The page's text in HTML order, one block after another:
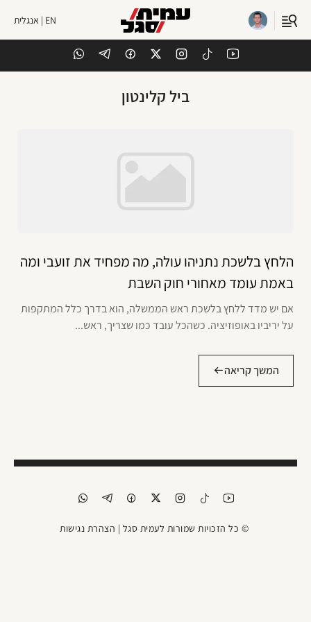
EN | אנגלית
ביל קלינטון
הלחץ בלשכת נתניהו עולה, מה מפחיד את זועבי ומה
באמת עומד מאחורי חוק השבת
אם יש מדד ללחץ בלשכת ראש הממשלה, הוא בדרך כלל המתקפות
על יריביו באופוזיציה. כשהכל עובד כמו שצריך, ראש...
המשך קריאה
© כל הזכויות שמורות לעמית סגל | הצהרת נגישות